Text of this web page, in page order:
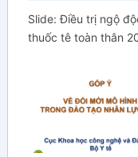
Slide: Điều trị ngộ
thuốc tê toàn thân